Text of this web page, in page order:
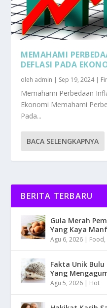
MEMAHAMI
DEFLASI PADA
oleh admin | Sep 19, 2024|
Memahami Perbedaan
Ekonomi Memahami
Pada...
BACA SELENGKAPNYA
BERITA TERBARU
Gula Merah
Yang Kaya
Agu 6, 2026 | Food,
Fakta Unik
Yang
Agu 5, 2026 | Hot